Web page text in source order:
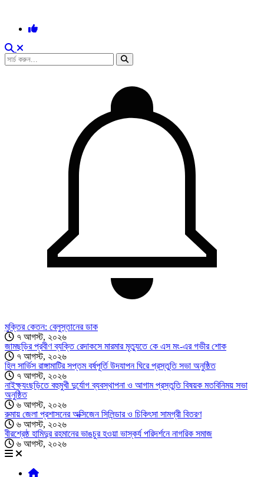
মুক্তির কেতন: বেলুস্তানের ডাক
৭ আগস্ট, ২০২৬
জামছড়ির প্রবীণ ব্যক্তি রেদাকসে মারমার মৃত্যুতে কে এস মং-এর গভীর শোক
৭ আগস্ট, ২০২৬
হিল সার্ভিস রাঙ্গামাটির সপ্তম বর্ষপূর্তি উদযাপন ঘিরে প্রস্তুতি সভা অনুষ্ঠিত
৭ আগস্ট, ২০২৬
নাইক্ষ্যংছড়িতে বহুমুখী দুর্যোগ ব্যবস্থাপনা ও আগাম প্রস্তুতি বিষয়ক মতবিনিময় সভা
অনুষ্ঠিত
৬ আগস্ট, ২০২৬
রুমায় জেলা প্রশাসনের অক্সিজেন সিলিন্ডার ও চিকিৎসা সামগ্রী বিতরণ
৬ আগস্ট, ২০২৬
বীরশ্রেষ্ঠ হামিদুর রহমানের ভাঙচুর হওয়া ভাস্কর্য পরিদর্শনে নাগরিক সমাজ
৬ আগস্ট, ২০২৬